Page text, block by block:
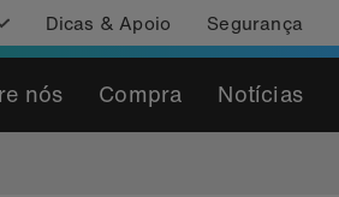
Dicas & Apoio Segurança
nós Compra Notícias